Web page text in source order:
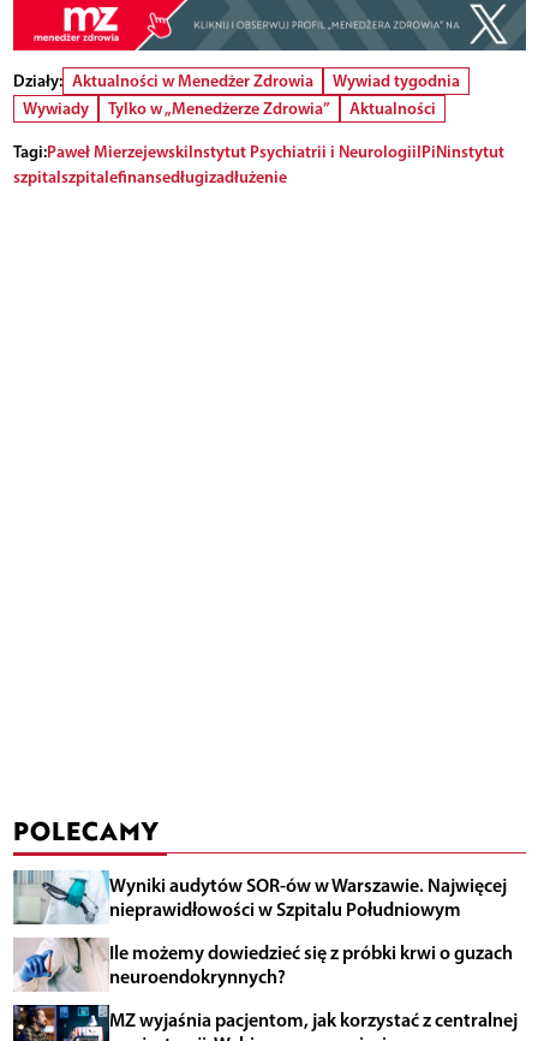
Działy: Aktualności w Menedżer Zdrowia
Wywiad tygodnia
Wywiady
Tylko w „Menedżerze Zdrowia”
Aktualności
Tagi:Paweł MierzejewskiInstytut Psychiatrii i NeurologiiIPiNinstytut
szpitalszpitalefinansedługizadłużenie
POLECAMY
Wyniki audytów SOR-ów w Warszawie. Najwięcej
nieprawidłowości w Szpitalu Południowym
Ile możemy dowiedzieć się z próbki krwi o guzach
neuroendokrynnych?
MZ wyjaśnia pacjentom, jak korzystać z centralnej